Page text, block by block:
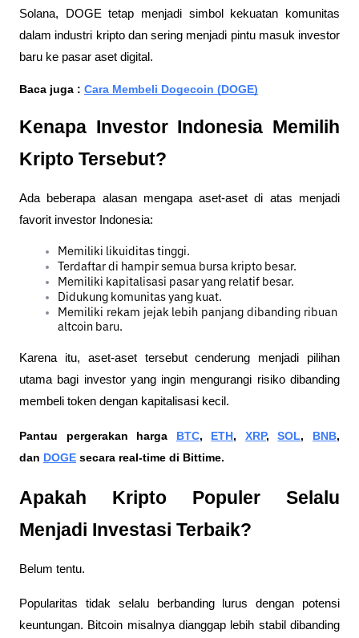
Solana, DOGE tetap menjadi simbol kekuatan komunitas
dalam industri kripto dan sering menjadi pintu masuk investor
baru ke pasar aset digital.
Baca juga : Cara Membeli Dogecoin (DOGE)
Kenapa Investor Indonesia Memilih
Kripto Tersebut?
Ada beberapa alasan mengapa aset-aset di atas menjadi
favorit investor Indonesia:
Memiliki likuiditas tinggi.
Terdaftar di hampir semua bursa kripto besar.
Memiliki kapitalisasi pasar yang relatif besar.
Didukung komunitas yang kuat.
Memiliki rekam jejak lebih panjang dibanding ribuan
altcoin baru.
Karena itu, aset-aset tersebut cenderung menjadi pilihan
utama bagi investor yang ingin mengurangi risiko dibanding
membeli token dengan kapitalisasi kecil.
Pantau pergerakan harga BTC, ETH, XRP, SOL, BNB,
dan DOGE secara real-time di Bittime.
Apakah Kripto Populer Selalu
Menjadi Investasi Terbaik?
Belum tentu.
Popularitas tidak selalu berbanding lurus dengan potensi
keuntungan. Bitcoin misalnya dianggap lebih stabil dibanding